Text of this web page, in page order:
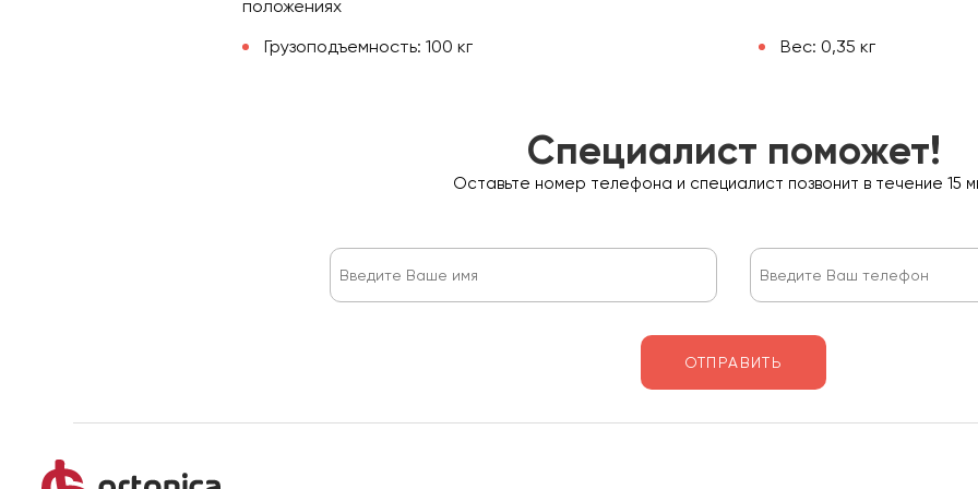
положениях
Грузоподъемность: 100 кг Вес: 0,35 кг
Специалист поможет!
Оставьте номер телефона и специалист позвонит в течение 15
ОТПРАВИТЬ